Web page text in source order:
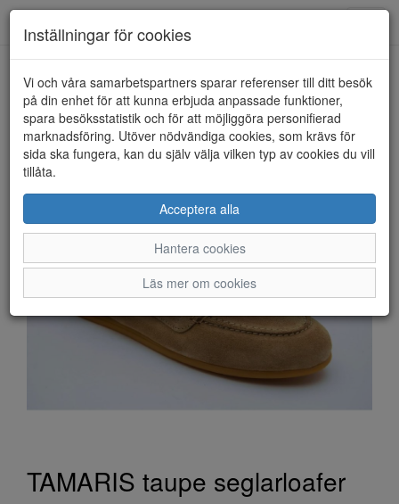
HEM TAMARIS
TAMARIS taupe seglarloafer
Inställningar för cookies
Vi och våra samarbetspartners sparar referenser till ditt besök
på din enhet för att kunna erbjuda anpassade funktioner,
spara besöksstatistik och för att möjliggöra personifierad
marknadsföring. Utöver nödvändiga cookies, som krävs för
sida ska fungera, kan du själv välja vilken typ av cookies du vill
tillåta.
Acceptera alla
Hantera cookies
Läs mer om cookies